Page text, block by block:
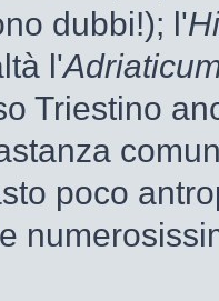
dubbi!); l'
l'
Triestino
poco